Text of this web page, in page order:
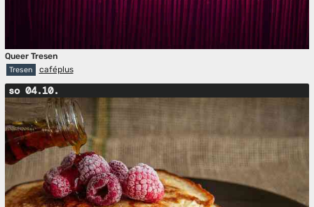
Queer Tresen
Tresen caféplus
so 04.10.